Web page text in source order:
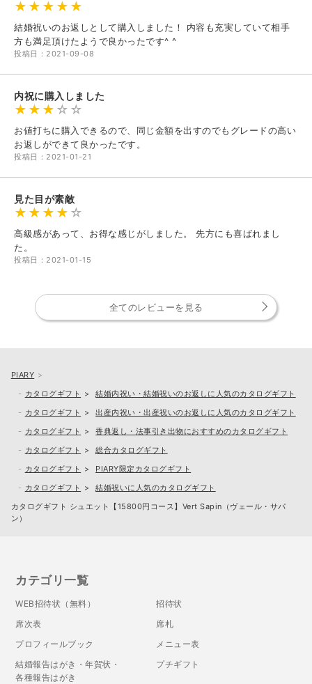
結婚祝いのお返しとして購入しました！ 内容も充実していて相手
方も満足頂けたようで良かったです^ ^
投稿日：2021-09-08
内祝に購入しました
お値打ちに購入できるので、同じ金額を出すのでもグレードの高い
お返しができて良かったです。
投稿日：2021-01-21
見た目が素敵
高級感があって、お得な感じがしました。 先方にも喜ばれまし
た。
投稿日：2021-01-15
全てのレビューを見る
PIARY
カタログギフト
結婚内祝い・結婚祝いのお返しに人気のカタログギフト
カタログギフト
出産内祝い・出産祝いのお返しに人気のカタログギフト
カタログギフト
香典返し・法事引き出物におすすめのカタログギフト
カタログギフト
総合カタログギフト
カタログギフト
PIARY限定カタログギフト
カタログギフト
結婚祝いに人気のカタログギフト
カタログギフト シュエット【15800円コース】Vert Sapin（ヴェール・サパ
ン）
カテゴリ一覧
WEB招待状（無料）
招待状
席次表
席札
プロフィールブック
メニュー表
結婚報告はがき・年賀状・
各種報告はがき
プチギフト